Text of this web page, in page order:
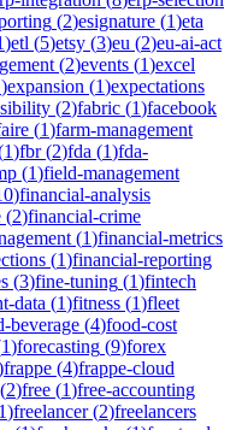
(2)esignature (1)eta
)etl (5)etsy (3)eu (2)eu-ai-act
(2)events (1)excel
)expansion (1)expectations
(2)fabric (1)facebook
(1)farm-management
1)fbr(2)fda (1)fda-
(1)field-management
)financial-analysis
(2)financial-crime
(1)financial-metrics
(1)financial-reporting
(3)fine-tuning (1)fintech
data (1)fitness (1)fleet
beverage (4)food-cost
1)forecasting (9)forex
frappe (4)frappe-cloud
(2)free (1)free-accounting
1)freelancer(2)freelancers